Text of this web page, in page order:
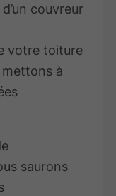
couvreur
votre toiture
à
saurons